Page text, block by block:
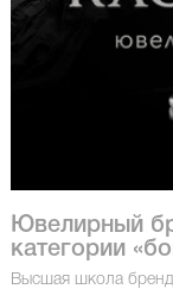
Ювелирный
категории
Высшая школа